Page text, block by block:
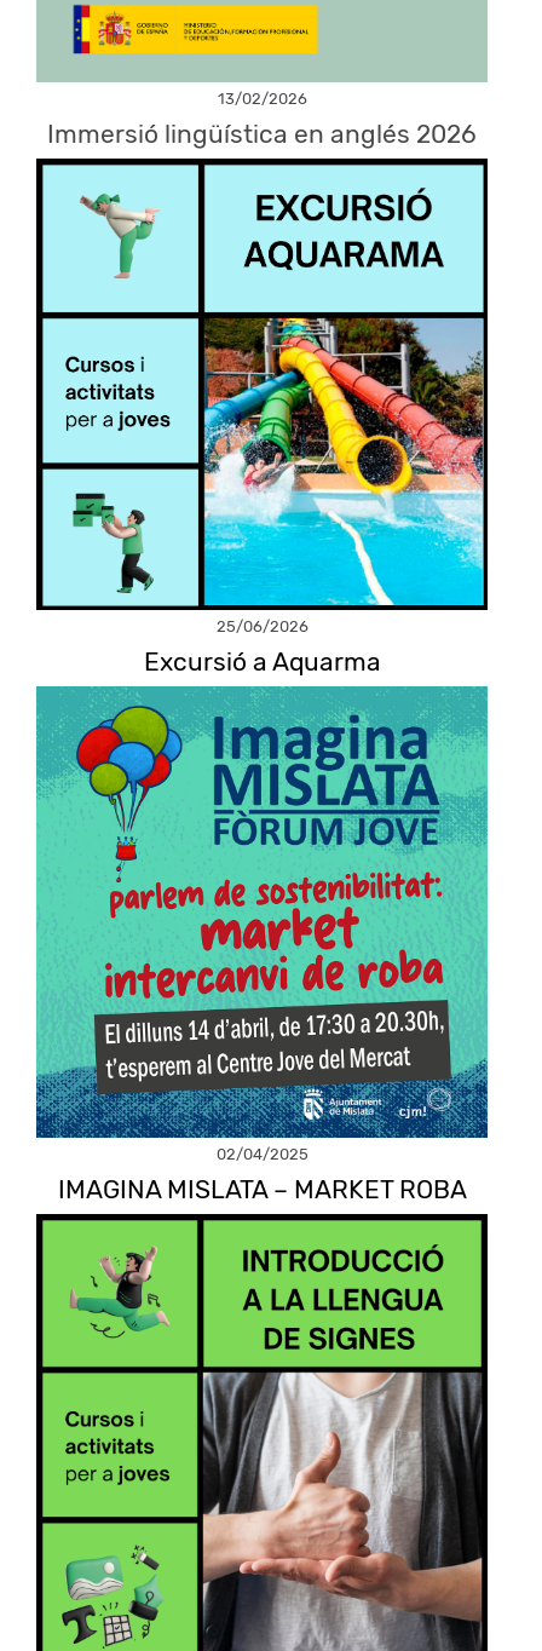
13/02/2026
Immersió lingüística en anglés 2026
25/06/2026
Excursió a Aquarma
02/04/2025
IMAGINA MISLATA – MARKET ROBA